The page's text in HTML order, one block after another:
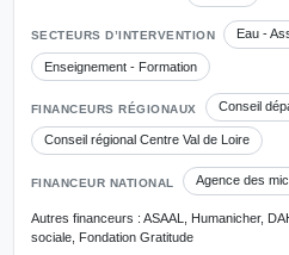
SECTEURS D’INTERVENTION Eau -
Enseignement - Formation
FINANCEURS RÉGIONAUX Conseil
Conseil régional Centre Val de Loire
FINANCEUR NATIONAL Agence des
Autres financeurs : ASAAL, Humanicher,
sociale, Fondation Gratitude